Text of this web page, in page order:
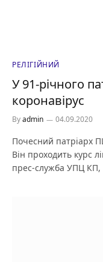
РЕЛІГІЙНИЙ
У 91-річного
коронавірус
Byadmin 04.09.2020
Почесний патріарх
Він проходить курс
прес-служба УПЦ КП,